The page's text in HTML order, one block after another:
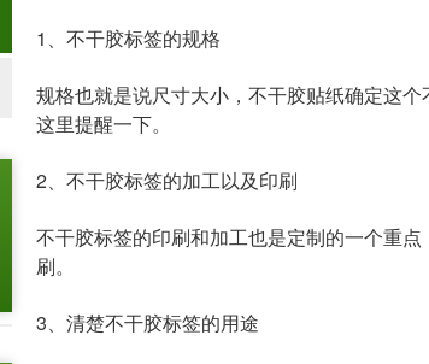
1、不干胶标签的规格
规格也就是说尺寸大小，不干胶贴纸确定这
这里提醒一下。
2、不干胶标签的加工以及印刷
不干胶标签的印刷和加工也是定制的一个重
刷。
3、清楚不干胶标签的用途